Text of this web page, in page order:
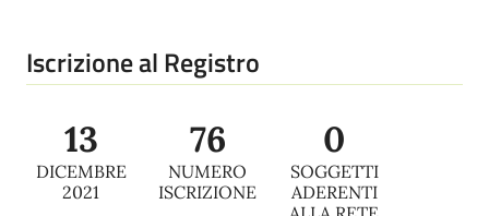
Iscrizione al Registro
13
DICEMBRE
2021
76
NUMERO
ISCRIZIONE
0
SOGGETTI
ADERENTI